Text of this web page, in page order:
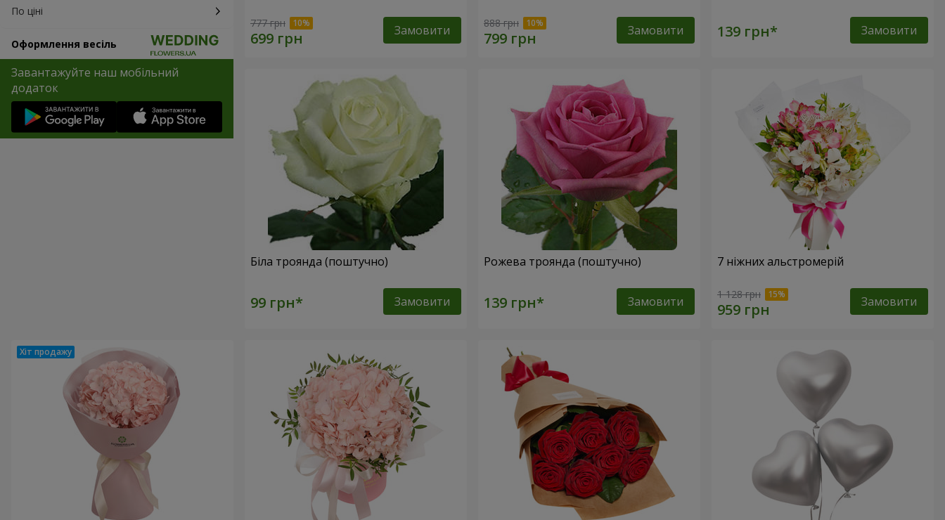
По ціні
Оформлення весіль
Завантажуйте наш мобільний
додаток
777 грн Замовити 888 грн Замовити Замовити
Біла троянда (поштучно)
Замовити
Рожева троянда (поштучно)
Замовити
7 ніжних альстромерій
1 128 грн Замовити